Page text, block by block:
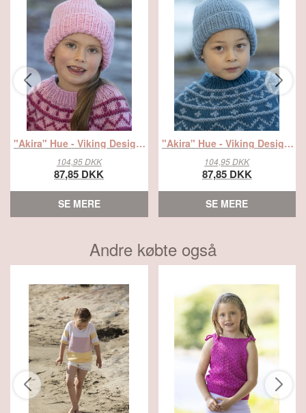
"Akira" Hue - Viking Design 2407-8B Kit - 2 - 12 år og S - L - Viking Hobbygarn, fra Viking
104,95 DKK
87,85 DKK
SE MERE
"Akira" Hue - Viking Design 2407-8A Kit - 2 - 12 år og S - L - Viking Hobbygarn, fra Viking
104,95 DKK
87,85 DKK
SE MERE
Andre købte også